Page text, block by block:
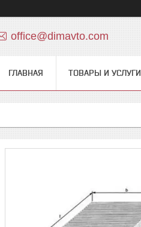
office@dimavto.com
ГЛАВНАЯ ТОВАРЫ И УСЛУГИ